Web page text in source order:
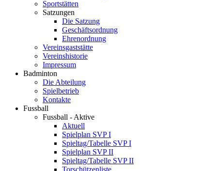
Sportstätten
Satzungen
Die Satzung
Geschäftsordnung
Ehrenordnung
Vereinsgaststätte
Vereinshistorie
Impressum
Badminton
Die Abteilung
Spielbetrieb
Kontakte
Fussball
Fussball - Aktive
Aktuell
Spielplan SVP I
Spieltag/Tabelle SVP I
Spielplan SVP II
Spieltag/Tabelle SVP II
Torschützenliste